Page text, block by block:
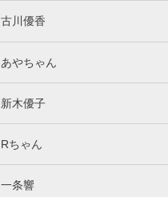
古川優香
あやちゃん
新木優子
Rちゃん
一条響